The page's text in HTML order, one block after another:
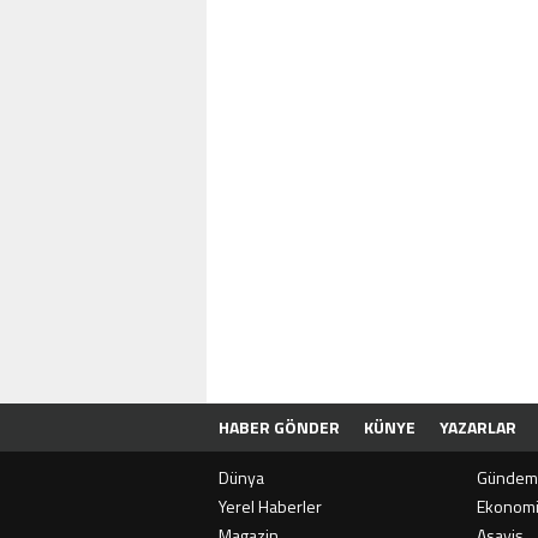
HABER GÖNDER KÜNYE YAZARLAR
Dünya
Gündem
Yerel Haberler
Ekonomi